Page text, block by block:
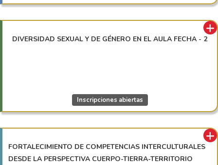
DIVERSIDAD SEXUAL Y DE GÉNERO EN EL AULA FECHA - 2
Inscripciones abiertas
FORTALECIMIENTO DE COMPETENCIAS INTERCULTURALES
DESDE LA PERSPECTIVA CUERPO-TIERRA-TERRITORIO